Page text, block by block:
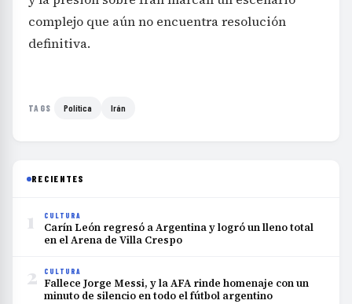
complejo que aún no encuentra resolución
definitiva.
TAGS Política Irán
RECIENTES
1 CULTURA
Carín León regresó a Argentina y logró un lleno total
en el Arena de Villa Crespo
2 CULTURA
Fallece Jorge Messi, y la AFA rinde homenaje con un
minuto de silencio en todo el fútbol argentino